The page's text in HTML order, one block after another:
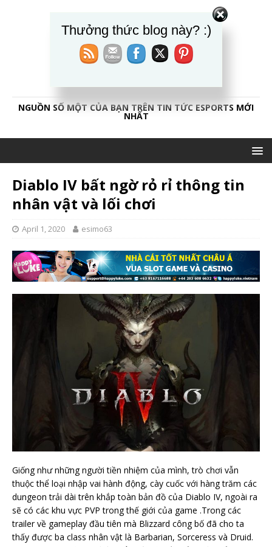
CAOTHỦESPORT84
NGUỒN SỐ MỘT CỦA BẠN TRÊN TIN TỨC ESPORTS MỚI
NHẤT
Diablo IV bất ngờ rỏ rỉ thông tin
nhân vật và lối chơi
April 1, 2020 esimo63
Giống như những người tiền nhiệm của mình, trò chơi vẫn
thuộc thể loại nhập vai hành động, cày cuốc với hàng trăm các
dungeon trải dài trên khắp toàn bản đồ của Diablo IV, ngoài ra
sẽ có các khu vực PVP trong thế giới của game .Trong các
trailer về gameplay đầu tiên mà Blizzard công bố đã cho ta
thấy được ba class nhân vật là Barbarian, Sorceress và Druid.
Thưởng thức blog này? :)